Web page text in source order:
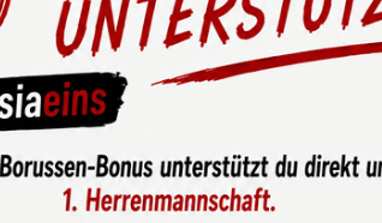
nach intensivem Derby gegen